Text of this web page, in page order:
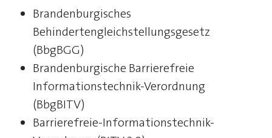
Brandenburgisches
Behindertengleichstellungsgesetz
(BbgBGG)
Brandenburgische Barrierefreie
Informationstechnik-Verordnung
(BbgBITV)
Barrierefreie-Informationstechnik-